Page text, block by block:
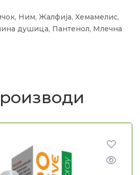
Ним, Жалфија, Хемамелис,
душица, Пантенол, Млечна